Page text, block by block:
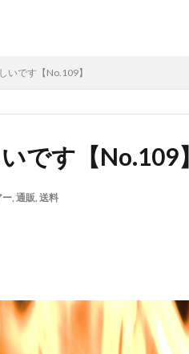
いです【No.109】
です【No.109】
ー, 通販, 送料